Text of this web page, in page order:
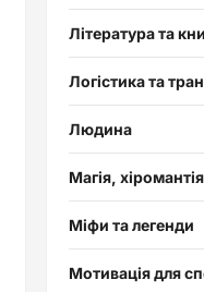
Література та
Логістика та
Людина
Магія,
Міфи та легенди
Мотивація для